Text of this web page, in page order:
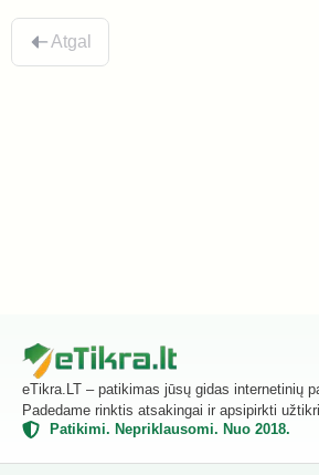
Atgal
eTikra.LT – patikimas jūsų gidas internetinių
Padedame rinktis atsakingai ir apsipirkti
Patikimi. Nepriklausomi. Nuo 2018.